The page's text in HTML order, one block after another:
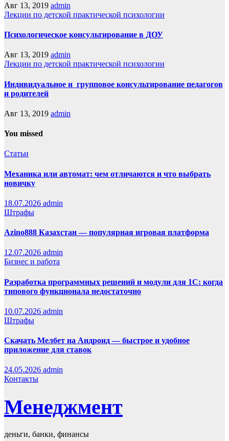
Авг 13, 2019 admin
Лекции по детской практической психологии
Психологическое консультирование в ДОУ
Авг 13, 2019 admin
Лекции по детской практической психологии
Индивидуальное и групповое консультирование педагогов
и родителей
Авг 13, 2019 admin
You missed
Статьи
Механика или автомат: чем отличаются и что выбрать
новичку
18.07.2026 admin
Штрафы
Azino888 Казахстан — популярная игровая платформа
12.07.2026 admin
Бизнес и работа
Разработка программных решений и модули для 1С: когда
типового функционала недостаточно
10.07.2026 admin
Штрафы
Скачать Мелбет на Андроид — быстрое и удобное
приложение для ставок
24.05.2026 admin
Контакты
Менеджмент
деньги, банки, финансы